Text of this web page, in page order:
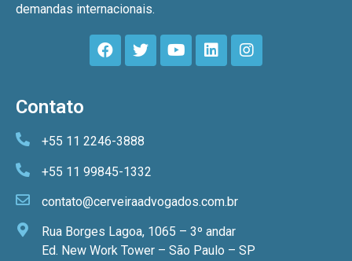
demandas internacionais.
Contato
+55 11 2246-3888
+55 11 99845-1332
contato@cerveiraadvogados.com.br
Rua Borges Lagoa, 1065 – 3º andar
Ed. New Work Tower – São Paulo – SP